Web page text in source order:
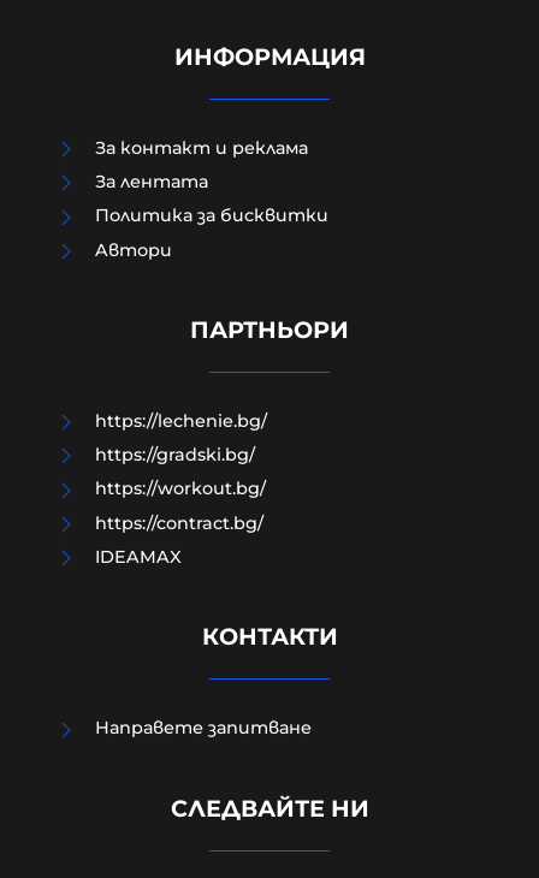
ВАС не спря уволнението на
заради случая „Баба Алино“
Кой всъщност извърши
ИНФОРМАЦИЯ
За контакт и реклама
За лентата
Политика за бисквитки
Aвтори
ПАРТНЬОРИ
https://lechenie.bg/
https://gradski.bg/
https://workout.bg/
https://contract.bg/
IDEAMAX
КОНТАКТИ
Направете запитване
СЛЕДВАЙТЕ НИ